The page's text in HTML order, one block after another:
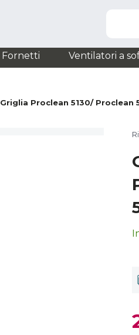
Fornetti Ventilatori a
Griglia Proclean 5130/ Proclean